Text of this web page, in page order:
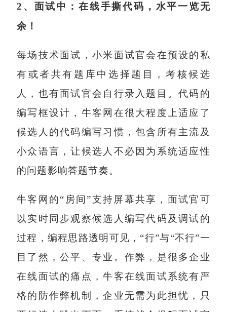
2 、面试中：在线手撕代码，水平一览无
余！
每场技术面试，小米面试官会在预设的私
有或者共有题库中选择题目，考核候选
人，也有面试官会自行录入题目。代码的
编写框设计，牛客网在很大程度上适应了
候选人的代码编写习惯，包含所有主流及
小众语言，让候选人不必因为系统适应性
的问题影响答题节奏。
牛客网的“房间”支持屏幕共享，面试官可
以实时同步观察候选人编写代码及调试的
过程，编程思路透明可见，“行”与“不行”一
目了然，公平、专业。作弊，是很多企业
在线面试的痛点，牛客在线面试系统有严
格的防作弊机制，企业无需为此担忧，只